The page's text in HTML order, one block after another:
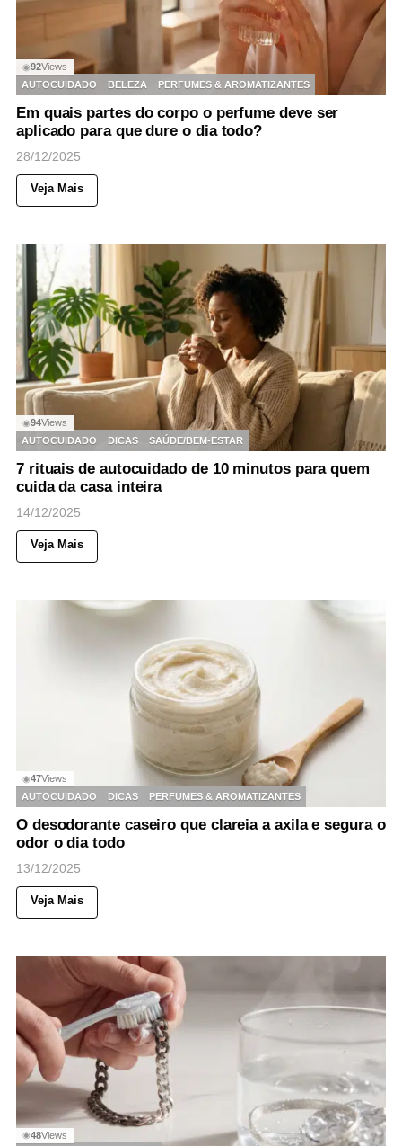
◉92Views
AUTOCUIDADO
BELEZA PERFUMES & AROMATIZANTES
Em quais partes do corpo o perfume deve ser
aplicado para que dure o dia todo?
28/12/2025
Veja Mais
◉94Views
AUTOCUIDADO
DICAS SAÚDE/BEM-ESTAR
7 rituais de autocuidado de 10 minutos para quem
cuida da casa inteira
14/12/2025
Veja Mais
◉47Views
AUTOCUIDADO
DICAS PERFUMES & AROMATIZANTES
O desodorante caseiro que clareia a axila e segura o
odor o dia todo
13/12/2025
Veja Mais
◉48Views